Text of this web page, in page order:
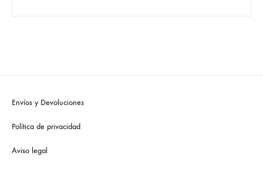
Envíos y Devoluciones
Política de privacidad
Aviso legal